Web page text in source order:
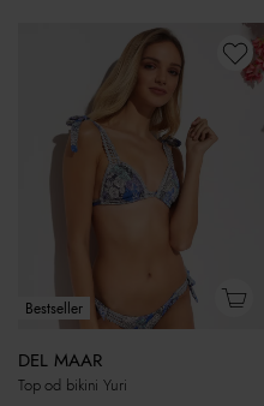
Bestseller
DEL MAAR
Top od bikini Yuri